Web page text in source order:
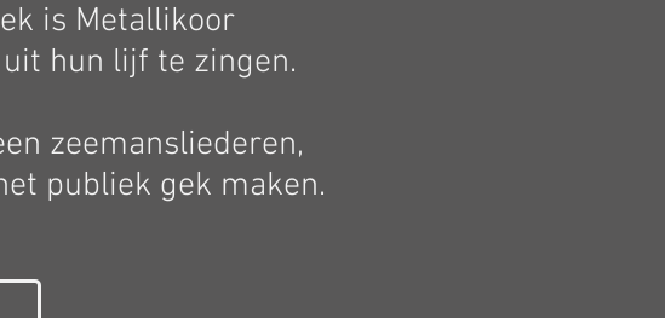
is Metallikoor
hun lijf te zingen.
zeemansliederen,
publiek gek maken.